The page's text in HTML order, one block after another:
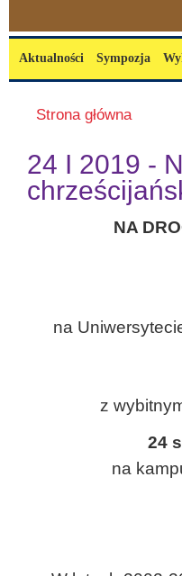
Menu główne
Aktualności Sympozja
Jesteś tutaj
Strona główna
24 I 2019 -
NA
na
z
24
na